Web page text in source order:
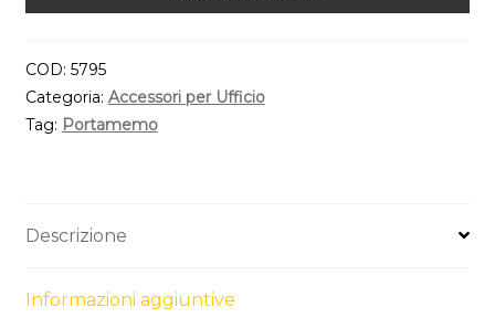
COD: 5795
Categoria: Accessori per Ufficio
Tag: Portamemo
Descrizione
Informazioni aggiuntive